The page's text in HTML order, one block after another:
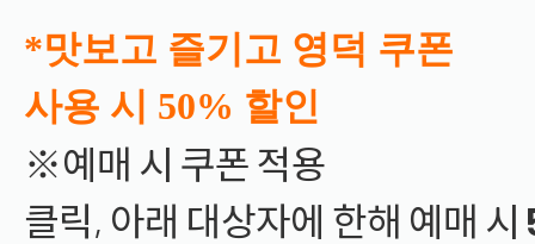
*맛보고 즐기고 영덕 쿠폰
사용 시 50% 할인
※예매 시 쿠폰 적용
클릭, 아래 대상자에 한해 예매 시